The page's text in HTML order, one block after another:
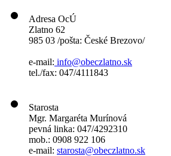
Adresa OcÚ
Zlatno 62
985 03 /pošta: České Brezovo/
e-mail: info@obeczlatno.sk
tel./fax: 047/4111843
Starosta
Mgr. Margaréta Murínová
pevná linka: 047/4292310
mob.: 0908 922 106
e-mail: starosta@obeczlatno.sk